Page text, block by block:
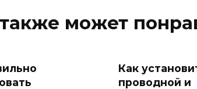
может
Как
проводной и